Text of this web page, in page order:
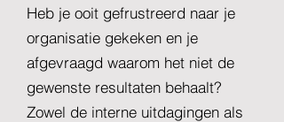
Heb je ooit gefrustreerd naar je
organisatie gekeken en je
afgevraagd waarom het niet de
gewenste resultaten behaalt?
Zowel de interne uitdagingen als